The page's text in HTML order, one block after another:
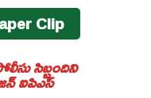
Clip
సిబ్బందిని
ఐపిఎస్